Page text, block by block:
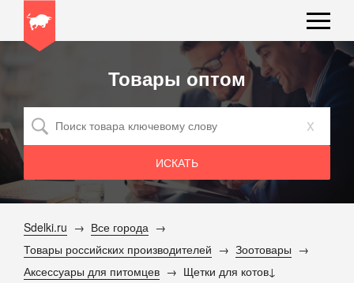
Товары оптом
x
Sdelki.ru
Все города
Товары российских производителей
Зоотовары
Аксессуары для питомцев
Щетки для котов